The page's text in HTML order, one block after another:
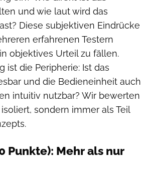
und wie laut wird das
Diese subjektiven Eindrücke
erfahrenen Testern
objektives Urteil zu fällen.
ist die Peripherie: Ist das
und die Bedieneinheit auch
intuitiv nutzbar? Wir bewerten
sondern immer als Teil
Punkte): Mehr als nur